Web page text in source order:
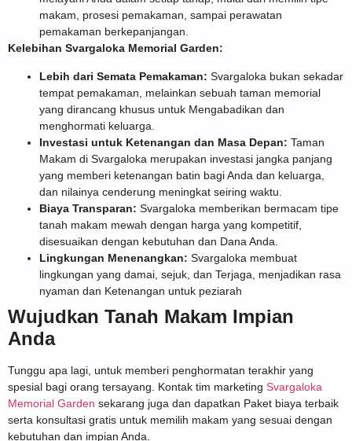
makam, prosesi pemakaman, sampai perawatan
pemakaman berkepanjangan.
Kelebihan Svargaloka Memorial Garden:
Lebih dari Semata Pemakaman: Svargaloka bukan sekadar
tempat pemakaman, melainkan sebuah taman memorial
yang dirancang khusus untuk Mengabadikan dan
menghormati keluarga.
Investasi untuk Ketenangan dan Masa Depan: Taman
Makam di Svargaloka merupakan investasi jangka panjang
yang memberi ketenangan batin bagi Anda dan keluarga,
dan nilainya cenderung meningkat seiring waktu.
Biaya Transparan: Svargaloka memberikan bermacam tipe
tanah makam mewah dengan harga yang kompetitif,
disesuaikan dengan kebutuhan dan Dana Anda.
Lingkungan Menenangkan: Svargaloka membuat
lingkungan yang damai, sejuk, dan Terjaga, menjadikan rasa
nyaman dan Ketenangan untuk peziarah
Wujudkan Tanah Makam Impian
Anda
Tunggu apa lagi, untuk memberi penghormatan terakhir yang
spesial bagi orang tersayang. Kontak tim marketing Svargaloka
Memorial Garden sekarang juga dan dapatkan Paket biaya terbaik
serta konsultasi gratis untuk memilih makam yang sesuai dengan
kebutuhan dan impian Anda.